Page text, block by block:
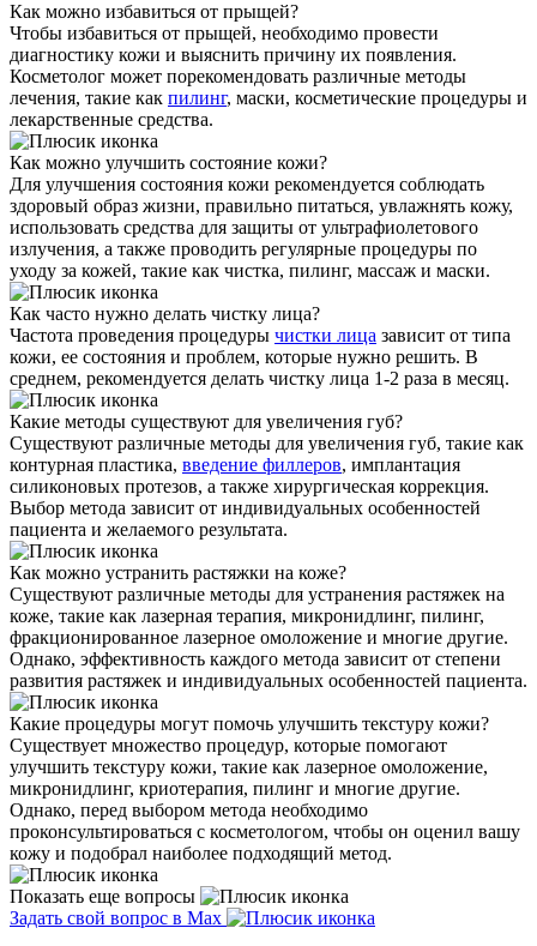
Как можно избавиться от прыщей?
Чтобы избавиться от прыщей, необходимо провести
диагностику кожи и выяснить причину их появления.
Косметолог может порекомендовать различные методы
лечения, такие как пилинг, маски, косметические процедуры и
лекарственные средства.
Как можно улучшить состояние кожи?
Для улучшения состояния кожи рекомендуется соблюдать
здоровый образ жизни, правильно питаться, увлажнять кожу,
использовать средства для защиты от ультрафиолетового
излучения, а также проводить регулярные процедуры по
уходу за кожей, такие как чистка, пилинг, массаж и маски.
Как часто нужно делать чистку лица?
Частота проведения процедуры чистки лица зависит от типа
кожи, ее состояния и проблем, которые нужно решить. В
среднем, рекомендуется делать чистку лица 1-2 раза в месяц.
Какие методы существуют для увеличения губ?
Существуют различные методы для увеличения губ, такие как
контурная пластика, введение филлеров, имплантация
силиконовых протезов, а также хирургическая коррекция.
Выбор метода зависит от индивидуальных особенностей
пациента и желаемого результата.
Как можно устранить растяжки на коже?
Существуют различные методы для устранения растяжек на
коже, такие как лазерная терапия, микронидлинг, пилинг,
фракционированное лазерное омоложение и многие другие.
Однако, эффективность каждого метода зависит от степени
развития растяжек и индивидуальных особенностей пациента.
Какие процедуры могут помочь улучшить текстуру кожи?
Существует множество процедур, которые помогают
улучшить текстуру кожи, такие как лазерное омоложение,
микронидлинг, криотерапия, пилинг и многие другие.
Однако, перед выбором метода необходимо
проконсультироваться с косметологом, чтобы он оценил вашу
кожу и подобрал наиболее подходящий метод.
Показать еще вопросы
Задать свой вопрос в Max